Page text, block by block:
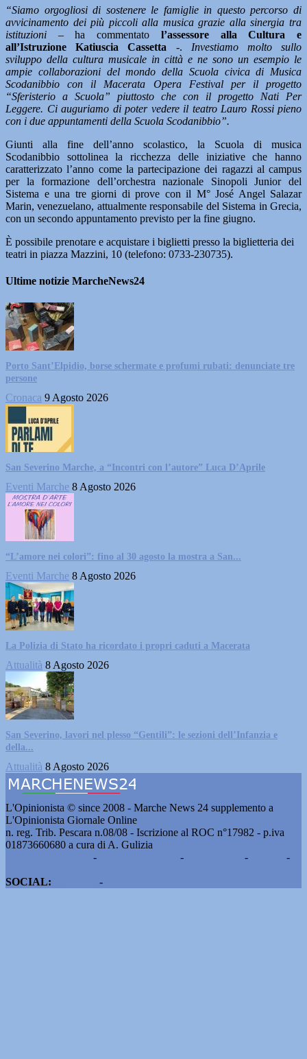
“Siamo orgogliosi di sostenere le famiglie in questo percorso di
avvicinamento dei più piccoli alla musica grazie alla sinergia tra
istituzioni –ha commentato l’assessore alla Cultura e
all’Istruzione Katiuscia Cassetta -. Investiamo molto sullo
sviluppo della cultura musicale in città e ne sono un esempio le
ampie collaborazioni del mondo della Scuola civica di Musica
Scodanibbio con il Macerata Opera Festival per il progetto
“Sferisterio a Scuola” piuttosto che con il progetto Nati Per
Leggere. Ci auguriamo di poter vedere il teatro Lauro Rossi pieno
con i due appuntamenti della Scuola Scodanibbio”.
Giunti alla fine dell’anno scolastico, la Scuola di musica
Scodanibbio sottolinea la ricchezza delle iniziative che hanno
caratterizzato l’anno come la partecipazione dei ragazzi al campus
per la formazione dell’orchestra nazionale Sinopoli Junior del
Sistema e una tre giorni di prove con il M° José Angel Salazar
Marin, venezuelano, attualmente responsabile del Sistema in Grecia,
con un secondo appuntamento previsto per la fine giugno.
È possibile prenotare e acquistare i biglietti presso la biglietteria dei
teatri in piazza Mazzini, 10 (telefono: 0733-230735).
Ultime notizie MarcheNews24
Porto Sant’Elpidio, borse schermate e profumi rubati: denunciate tre
persone
Cronaca 9 Agosto 2026
San Severino Marche, a “Incontri con l’autore” Luca D’Aprile
Eventi Marche 8 Agosto 2026
“L’amore nei colori”: fino al 30 agosto la mostra a San...
Eventi Marche 8 Agosto 2026
La Polizia di Stato ha ricordato i propri caduti a Macerata
Attualità 8 Agosto 2026
San Severino, lavori nel plesso “Gentili”: le sezioni dell’Infanzia e
della...
Attualità 8 Agosto 2026
L'Opinionista © since 2008 - Marche News 24 supplemento a
L'Opinionista Giornale Online
n. reg. Trib. Pescara n.08/08 - Iscrizione al ROC n°17982 - p.iva
01873660680 a cura di A. Gulizia
- - -
-
SOCIAL:
-